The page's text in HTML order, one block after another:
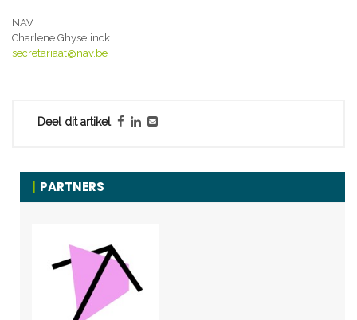
NAV
Charlene Ghyselinck
secretariaat@nav.be
Deel dit artikel
PARTNERS